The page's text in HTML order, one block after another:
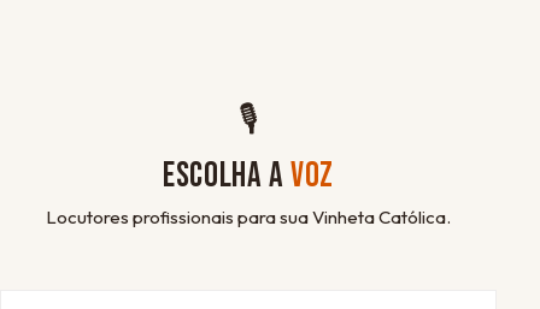
🎙
ESCOLHA AVOZ
Locutores profissionais para sua Vinheta Católica.